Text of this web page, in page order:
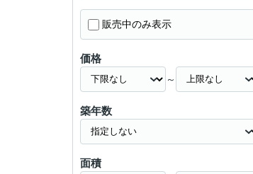
販売中のみ表示
価格
～
築年数
面積